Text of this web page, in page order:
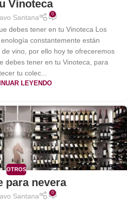
Vinoteca
Santana 0
debes tener en tu Vinoteca Los
constantemente están
vino, por ello hoy te ofreceremos
debes tener en tu Vinoteca, para
tu colec...
LEYENDO
OTROS
para nevera
Santana 0